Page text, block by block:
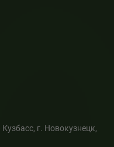
г. Новокузнецк,